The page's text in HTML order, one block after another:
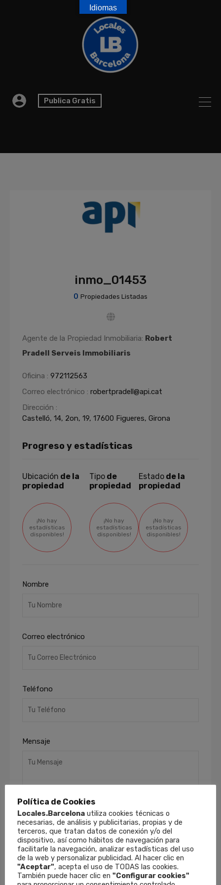
Publica Gratis
inmo_01453
0 Propiedades Listadas
Agente de la Propiedad Inmobiliaria: Robert
Pradell Serveis Immobiliaris
Oficina : 972112563
Correo electrónico : robertpradell@api.cat
Dirección :
Castelló, 14, 2on, 19, 17600 Figueres, Girona
Progreso y estadísticas
Ubicación de la
propiedad
¡No hay
estadísticas
disponibles!
Tipo de
propiedad
¡No hay
estadísticas
disponibles!
Estado de la
propiedad
¡No hay
estadísticas
disponibles!
Nombre
Correo electrónico
Teléfono
Mensaje
He leído y acepto laPolítica de Privacidad
Finalidades: Responder a sus solicitudes y
remitirle información comercial de nuestros
productos y servicios, incluso por medios
electrónicos.Derechos : Puede retirar su
Política de Cookies
Locales.Barcelona utiliza cookies técnicas o
necesarias, de análisis y publicitarias, propias y de
terceros, que tratan datos de conexión y/o del
dispositivo, así como hábitos de navegación para
facilitarle la navegación, analizar estadísticas del uso
de la web y personalizar publicidad. Al hacer clic en
"Aceptar", acepta el uso de TODAS las cookies.
También puede hacer clic en "Configurar cookies"
Idiomas